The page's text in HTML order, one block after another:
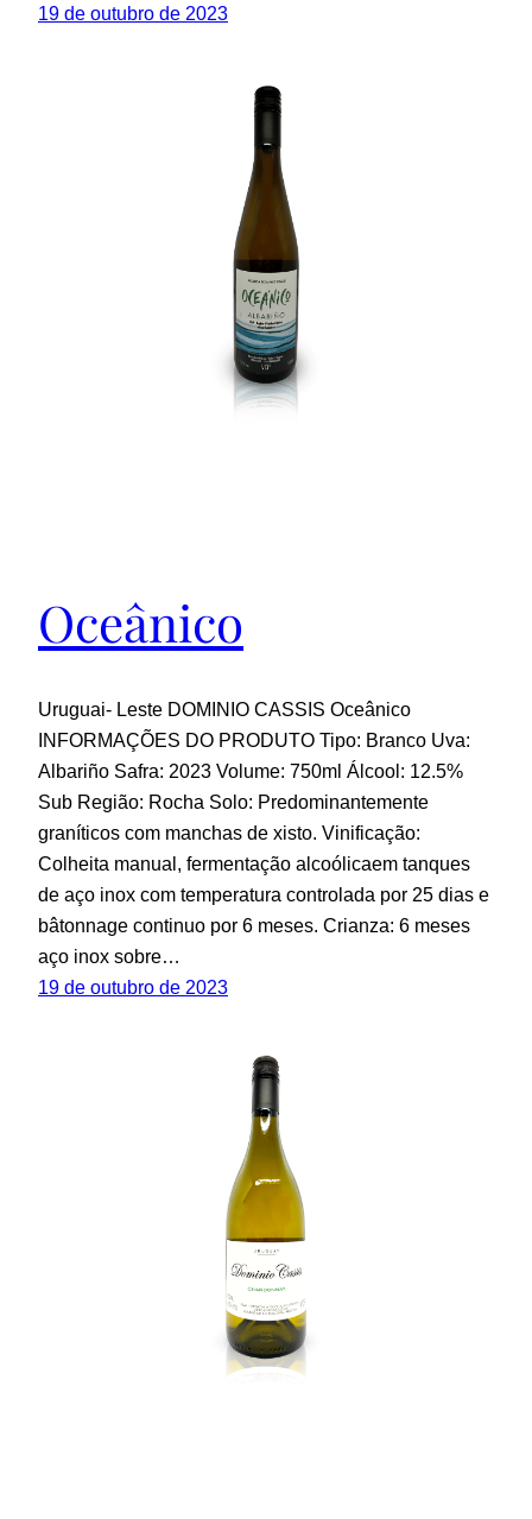
19 de outubro de 2023
Oceânico
Uruguai- Leste DOMINIO CASSIS Oceânico
INFORMAÇÕES DO PRODUTO Tipo: Branco Uva:
Albariño Safra: 2023 Volume: 750ml Álcool: 12.5%
Sub Região: Rocha Solo: Predominantemente
graníticos com manchas de xisto. Vinificação:
Colheita manual, fermentação alcoólicaem tanques
de aço inox com temperatura controlada por 25 dias e
bâtonnage continuo por 6 meses. Crianza: 6 meses
aço inox sobre…
19 de outubro de 2023